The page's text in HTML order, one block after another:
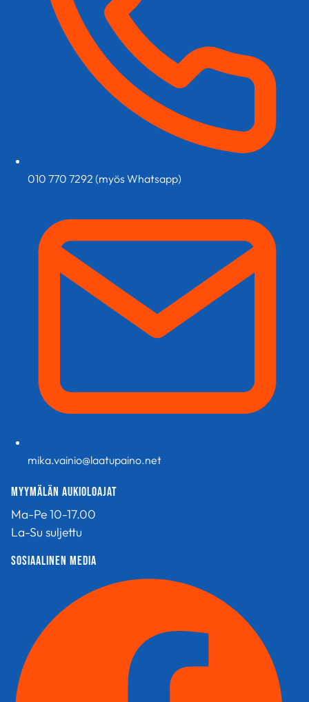
010 770 7292 (myös Whatsapp)
mika.vainio@laatupaino.net
Myymälän aukioloajat
Ma-Pe 10-17.00
La-Su suljettu
sosiaalinen media